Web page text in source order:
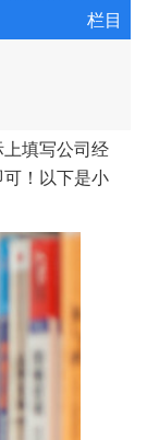
栏目
上填写公司经
！以下是小